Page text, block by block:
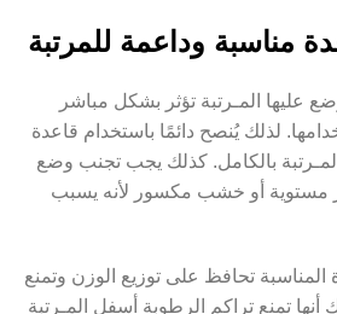
عليها المـرتبة تؤثر بشكل مباشر
لذلك يُنصح دائمًا باستخدام قاعدة
بالكامل. كذلك يجب تجنب وضع
مستوية أو خشب مكسور لأنه يسبب
المناسبة تحافظ على توزيع الوزن وتمنع
أنها تمنع تراكم الرطوبة أسفل المـرتبة